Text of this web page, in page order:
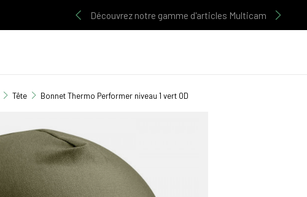
Découvrez notre gamme d'articles Multicam
Tête Bonnet Thermo Performer niveau 1 vert OD